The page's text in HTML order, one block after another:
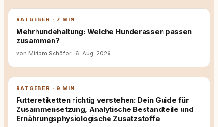
RATGEBER · 7 MIN
Mehrhundehaltung: Welche Hunderassen passen
zusammen?
von Miriam Schäfer · 6. Aug. 2026
RATGEBER · 9 MIN
Futteretiketten richtig verstehen: Dein Guide für
Zusammensetzung, Analytische Bestandteile und
Ernährungsphysiologische Zusatzstoffe